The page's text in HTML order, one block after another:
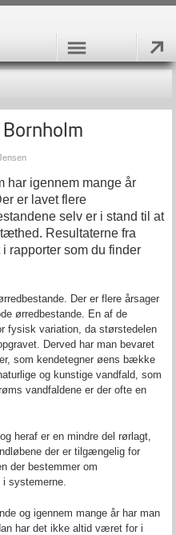
har igennem mange år
er lavet flere
selv er i stand til at
Resultaterne fra
rapporter som du finder
Der er flere årsager
ørredbestande. En af de
fysisk variation, da størstedelen
Derved har man bevaret
som kendetegner øens bække
og kunstige vandfald, som
vandfaldene er der ofte en
heraf er en mindre del rørlagt,
der er tilgængelig for
der bestemmer om
i systemerne.
og igennem mange år har man
har det ikke altid været for i